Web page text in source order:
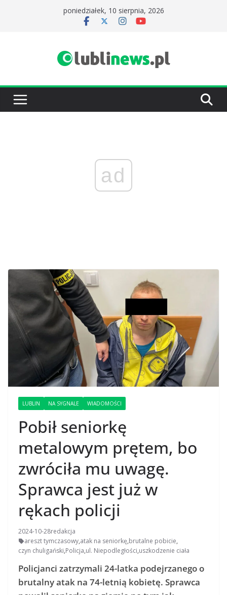
poniedziałek, 10 sierpnia, 2026
ad
LUBLIN NA SYGNALE WIADOMOŚCI
Pobił seniorkę
metalowym prętem, bo
zwróciła mu uwagę.
Sprawca jest już w
rękach policji
2024-10-28redakcja
areszt tymczasowy,atak na seniorkę,brutalne pobicie,
czyn chuligański,Policja,ul. Niepodległości,uszkodzenie ciała
Policjanci zatrzymali 24-latka podejrzanego o
brutalny atak na 74-letnią kobietę. Sprawca